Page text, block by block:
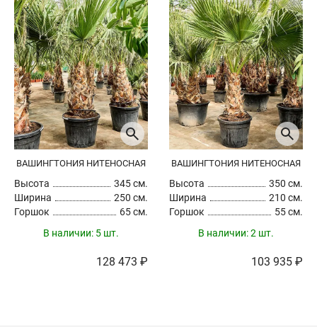
ВАШИНГТОНИЯ НИТЕНОСНАЯ
Высота
345 см.
Ширина
250 см.
Горшок
65 см.
В наличии: 5 шт.
128 473 ₽
ВАШИНГТОНИЯ НИТЕНОСНАЯ
Высота
350 см.
Ширина
210 см.
Горшок
55 см.
В наличии:2 шт.
103 935 ₽